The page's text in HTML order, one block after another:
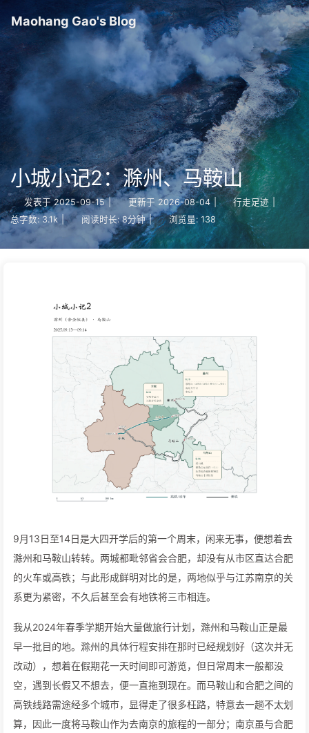
Maohang Gao's Blog
小城小记2：滁州、马鞍山
发表于 2025-09-15 更新于 2026-08-04 行走足迹
总字数: 3.1k | 阅读时长: 8分钟 | 浏览量: 138
9月13日至14日是大四开学后的第一个周末，闲来无事，便想着去
滁州和马鞍山转转。两城都毗邻省会合肥，却没有从市区直达合肥
的火车或高铁；与此形成鲜明对比的是，两地似乎与江苏南京的关
系更为紧密，不久后甚至会有地铁将三市相连。
我从2024年春季学期开始大量做旅行计划，滁州和马鞍山正是最
早一批目的地。滁州的具体行程安排在那时已经规划好（这次并无
改动），想着在假期花一天时间即可游览，但日常周末一般都没
空，遇到长假又不想去，便一直拖到现在。而马鞍山和合肥之间的
高铁线路需途经多个城市，显得走了很多枉路，特意去一趟不太划
算，因此一度将马鞍山作为去南京的旅程的一部分；南京虽与合肥